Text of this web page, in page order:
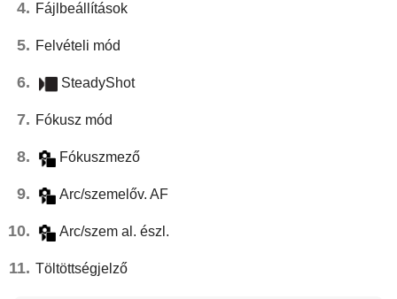
Fájlbeállítások
Felvételi mód
SteadyShot
Fókusz mód
Fókuszmező
Arc/szemelőv. AF
Arc/szem al. észl.
Töltöttségjelző